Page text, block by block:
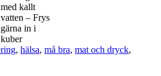
med kallt
vatten – Frys
gärna in i
kuber
, hälsa, må bra, mat och dryck,